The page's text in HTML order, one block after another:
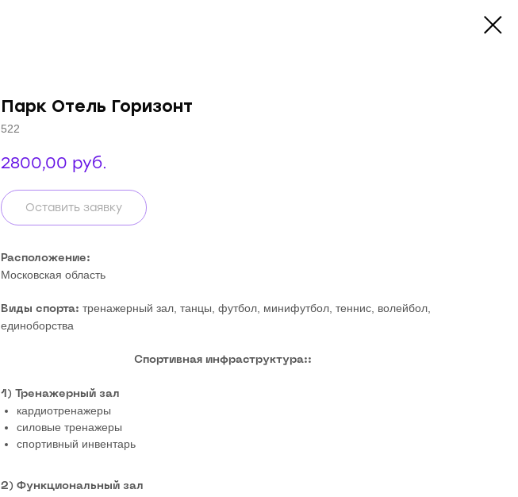
Парк Отель Горизонт
522
2800,00 руб.
Оставить заявку
Расположение:
Московская область
Виды спорта: тренажерный зал, танцы, футбол, минифутбол, теннис, волейбол,
единоборства
Спортивная инфраструктура::
1) Тренажерный зал
кардиотренажеры
силовые тренажеры
спортивный инвентарь
2) Функциональный зал